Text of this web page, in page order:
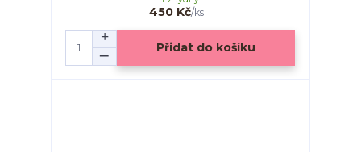
450 Kč/ks
Přidat do košíku